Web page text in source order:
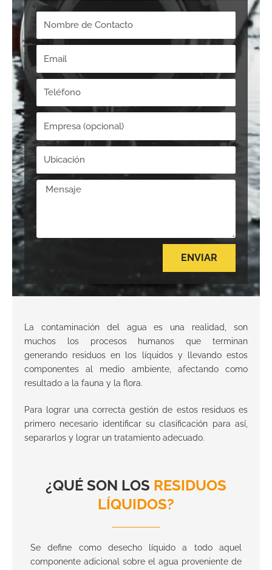
de
Contacto
Mensaje
ENVIAR
La contaminación del agua es una realidad, son
muchos los procesos humanos que terminan
generando residuos en los líquidos y llevando estos
componentes al medio ambiente, afectando como
resultado a la fauna y la flora.
Para lograr una correcta gestión de estos residuos es
primero necesario identificar su clasificación para así,
separarlos y lograr un tratamiento adecuado.
¿QUÉ SON LOS RESIDUOS
LÍQUIDOS?
Se define como desecho líquido a todo aquel
componente adicional sobre el agua proveniente de